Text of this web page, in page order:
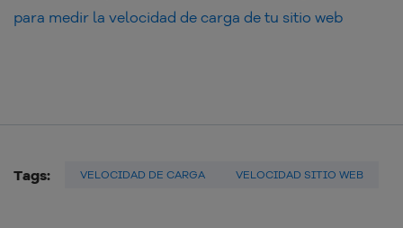
para medir la velocidad de carga de tu sitio web
Tags: VELOCIDAD DE CARGA VELOCIDAD SITIO WEB